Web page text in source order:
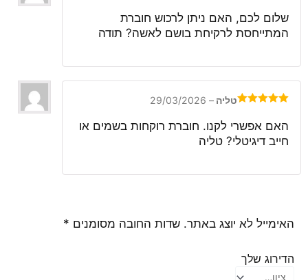
5
שלום לכם, האם ניתן לרכוש חוברת
המתייחסת לרקיחת בושם לאשה? תודה
5
טליה –
29/03/2026
האם אפשרי לקנו. חוברת רוקחות בשמים או
חייב דיגיטלי? טליה
האימייל לא יוצג באתר. שדות החובה מסומנים *
הדירוג שלך